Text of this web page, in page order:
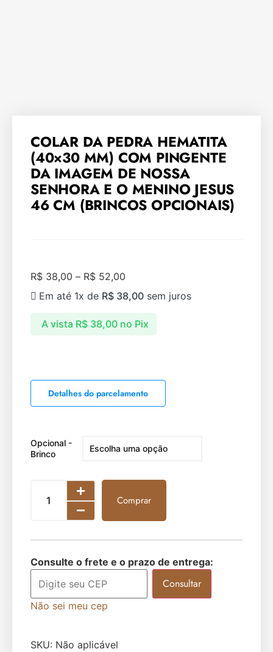
COLAR DA PEDRA HEMATITA
(40×30 MM) COM PINGENTE
DA IMAGEM DE NOSSA
SENHORA E O MENINO JESUS
46 CM (BRINCOS OPCIONAIS)
R$ 38,00 – R$ 52,00
A vista R$38,00 no Pix
Em até 1x de R$ 38,00 sem juros
Detalhes do parcelamento
Opcional -
Brinco
Comprar
Consulte o frete e o prazo de entrega:
Consultar
Não sei meu cep
SKU: Não aplicável